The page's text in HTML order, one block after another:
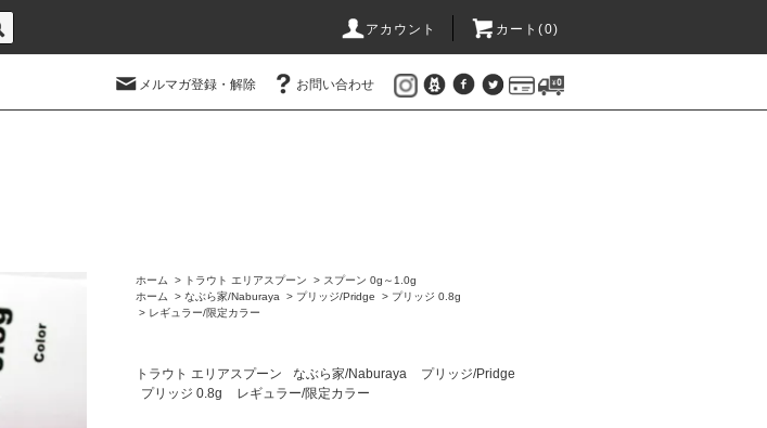
アカウント カート(0)
メルマガ登録・解除 お問い合わせ
ホーム > トラウト エリアスプーン > スプーン 0g～1.0g
ホーム
> なぶら家/Naburaya > プリッジ/Pridge > プリッジ 0.8g
> レギュラー/限定カラー
トラウト エリアスプーン なぶら家/Naburaya
プリッジ/Pridge
プリッジ 0.8g
レギュラー/限定カラー